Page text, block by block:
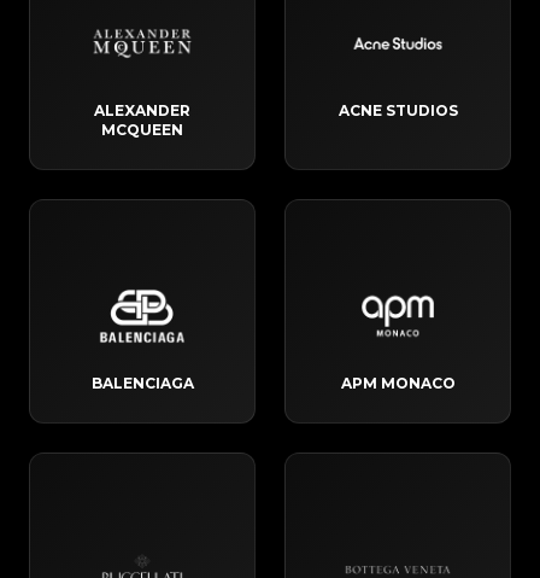
ACNE STUDIOS
ALEXANDER
MCQUEEN
APM MONACO
BALENCIAGA